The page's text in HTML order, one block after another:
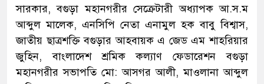
সারকার, বগুড়া মহানগরীর সেক্রেটারী অধ্যাপক আ.স.ম
আব্দুল মালেক, এনসিপি নেতা এনামুল হক বাবু বিশ্বাস,
জাতীয় ছাত্রশক্তি বগুড়ার আহবায়ক এ জেড এম শাহরিয়ার
জুহিন, বাংলাদেশ শ্রমিক কল্যাণ ফেডারেশন বগুড়া
মহানগরীর সভাপতি মো: আসগর আলী, মাওলানা আব্দুল